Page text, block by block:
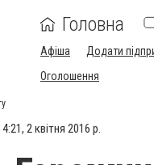
Головна
Афіша Додати
Оголошення
2 квітня 2016 р.